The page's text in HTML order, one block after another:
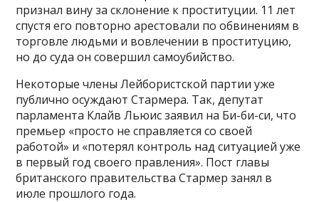
признал вину за склонение к проституции. 11 лет
спустя его повторно арестовали по обвинениям в
торговле людьми и вовлечении в проституцию,
но до суда он совершил самоубийство.
Некоторые члены Лейбористской партии уже
публично осуждают Стармера. Так, депутат
парламента Клайв Льюис заявил на Би-би-си, что
премьер «просто не справляется со своей
работой» и «потерял контроль над ситуацией уже
в первый год своего правления». Пост главы
британского правительства Стармер занял в
июле прошлого года.